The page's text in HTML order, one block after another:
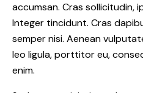
accumsan. Cras sollicitudin,
Integer tincidunt. Cras
semper nisi. Aenean
leo ligula, porttitor eu,
enim.